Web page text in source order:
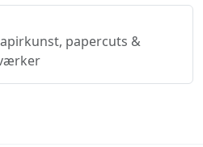
papercuts &